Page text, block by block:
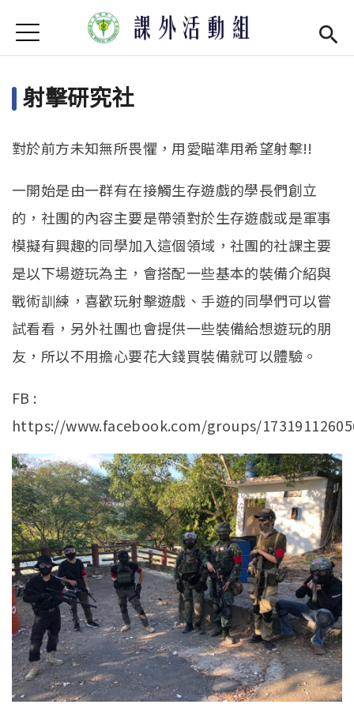
首頁
學務處首頁(link is external)
最新消息
Open
社團營運
Open
場器介紹
活動集錦
法令規章
Jump to Navigation
Jump to Main content
射擊研究社
對於前方未知無所畏懼，用愛瞄準用希望射擊!!
一開始是由一群有在接觸生存遊戲的學長們創立
的，社團的內容主要是帶領對於生存遊戲或是軍事
模擬有興趣的同學加入這個領域，社團的社課主要
是以下場遊玩為主，會搭配一些基本的裝備介紹與
戰術訓練，喜歡玩射擊遊戲、手遊的同學們可以嘗
試看看，另外社團也會提供一些裝備給想遊玩的朋
友，所以不用擔心要花大錢買裝備就可以體驗。
FB :
https://www.facebook.com/groups/